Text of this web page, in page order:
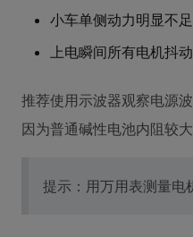
小车单侧动力明显不足
上电瞬间所有电机抖
推荐使用示波器观察电源
因为普通碱性电池内阻较
提示：用万用表测量电